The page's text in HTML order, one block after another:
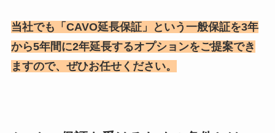
当社でも「CAVO延長保証」という一般保証を3年
から5年間に2年延長するオプションをご提案でき
ますので、ぜひお任せください。